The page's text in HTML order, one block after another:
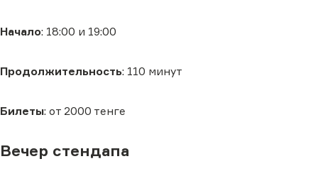
Начало: 18:00 и 19:00
Продолжительность: 110 минут
Билеты: от 2000 тенге
Вечер стендапа